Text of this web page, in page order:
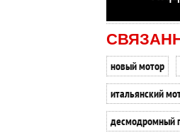
новый мотор
итальянский
десмодромный